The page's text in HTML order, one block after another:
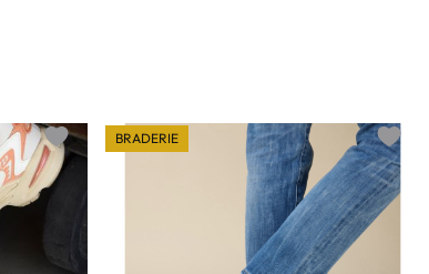
Add to wishlist
BRADERIE
Add